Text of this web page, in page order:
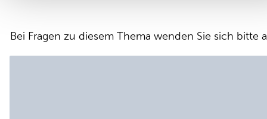
Bei Fragen zu diesem Thema wenden Sie sich bitte